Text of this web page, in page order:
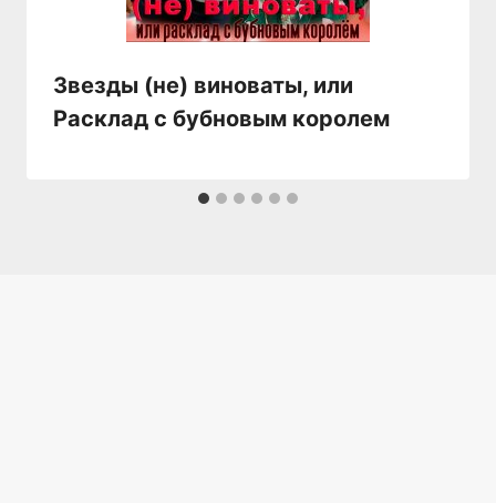
Звезды (не) виноваты, или
Расклад с бубновым королем